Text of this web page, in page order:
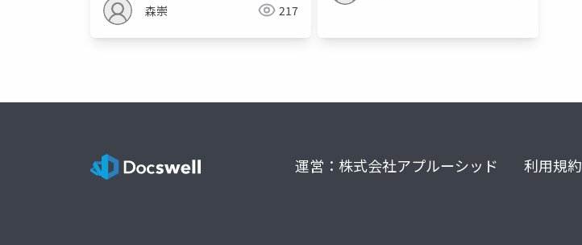
森崇 217
運営：株式会社アプルーシッド 利用規約